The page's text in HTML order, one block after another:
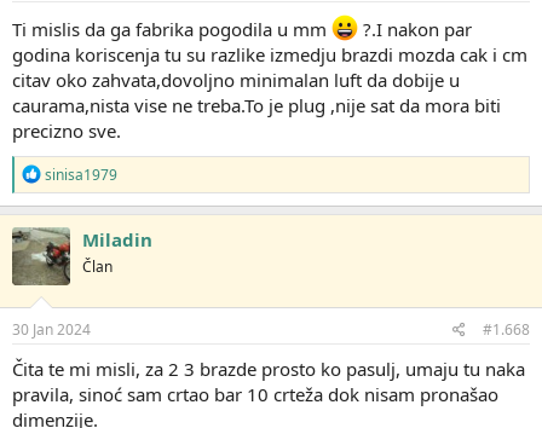
:
Ti mislis da ga fabrika pogodila u mm
?.I nakon par
godina koriscenja tu su razlike izmedju brazdi mozda cak i cm
citav oko zahvata,dovoljno minimalan luft da dobije u
caurama,nista vise ne treba.To je plug ,nije sat da mora biti
precizno sve.
R
e
a
g
o
v
a
n
j
sinisa1979
Miladin
Član
30 Jan 2024 #1.668
Čita te mi misli, za 2 3 brazde prosto ko pasulj, umaju tu naka
pravila, sinoć sam crtao bar 10 crteža dok nisam pronašao
dimenzije.